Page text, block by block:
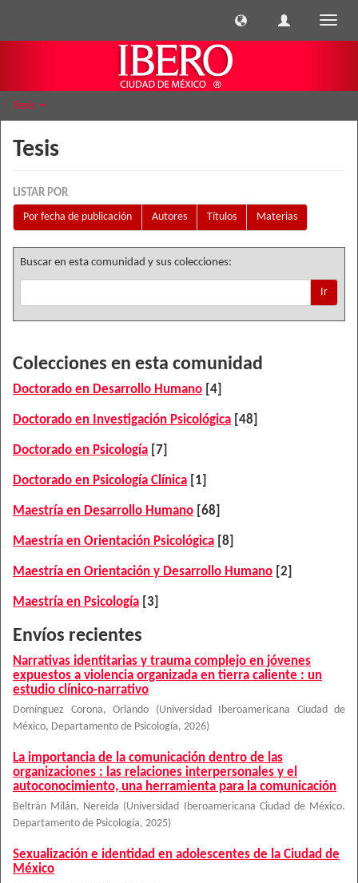
Tesis
Tesis
LISTAR POR
Por fecha de publicación
Autores Títulos Materias
Buscar en esta comunidad y sus colecciones:
Ir
Colecciones en esta comunidad
Doctorado en Desarrollo Humano [4]
Doctorado en Investigación Psicológica [48]
Doctorado en Psicología [7]
Doctorado en Psicología Clínica [1]
Maestría en Desarrollo Humano [68]
Maestría en Orientación Psicológica [8]
Maestría en Orientación y Desarrollo Humano [2]
Maestría en Psicología [3]
Envíos recientes
Narrativas identitarias y trauma complejo en jóvenes
expuestos a violencia organizada en tierra caliente : un
estudio clínico-narrativo
Domínguez Corona, Orlando (Universidad Iberoamericana Ciudad de
México, Departamento de Psicología, 2026)
La importancia de la comunicación dentro de las
organizaciones : las relaciones interpersonales y el
autoconocimiento, una herramienta para la comunicación
Beltrán Milán, Nereida (Universidad Iberoamericana Ciudad de México.
Departamento de Psicología, 2025)
Sexualización e identidad en adolescentes de la Ciudad de
México